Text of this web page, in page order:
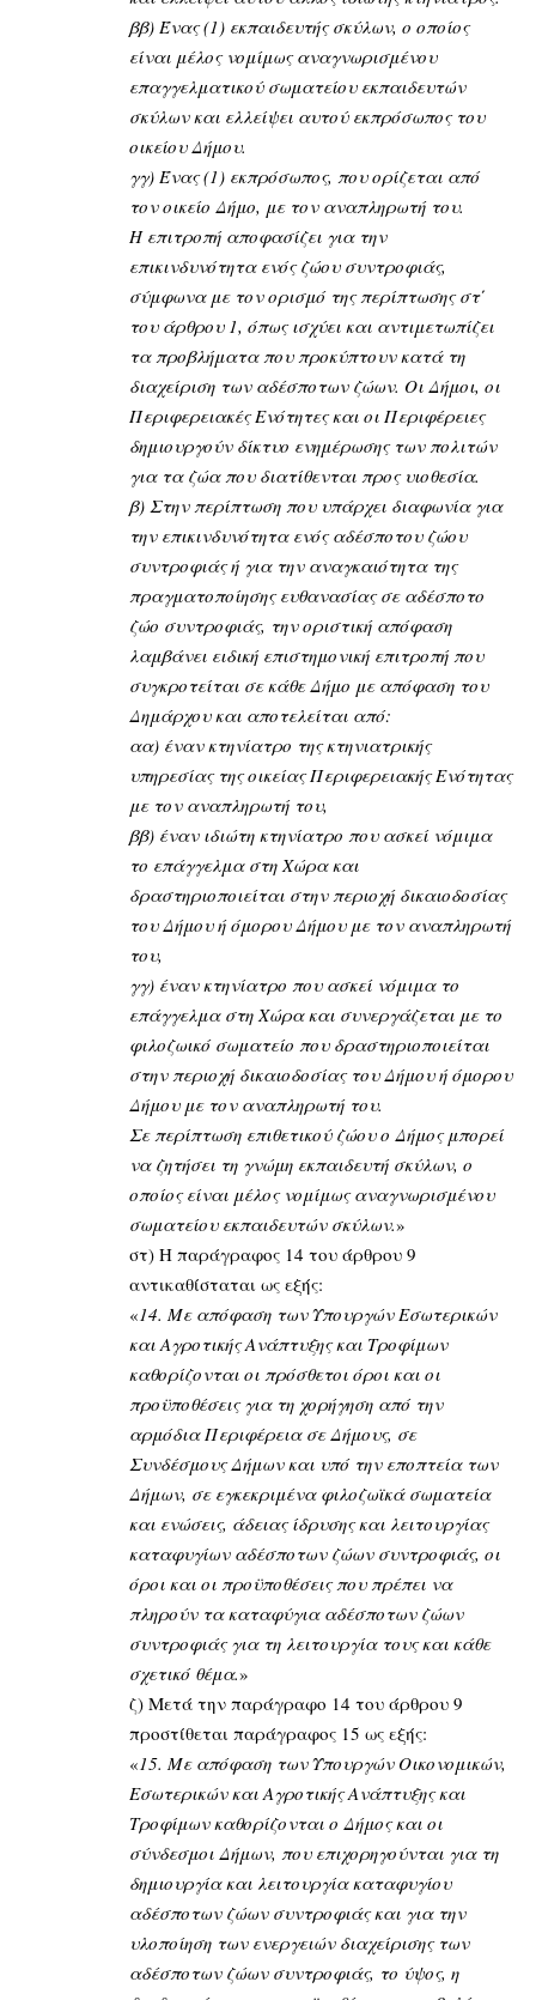
ββ) Ένας (1) εκπαιδευτής σκύλων, ο οποίος
είναι μέλος νομίμως αναγνωρισμένου
επαγγελματικού σωματείου εκπαιδευτών
σκύλων και ελλείψει αυτού εκπρόσωπος του
οικείου Δήμου.
γγ) Ένας (1) εκπρόσωπος, που ορίζεται από
τον οικείο Δήμο, με τον αναπληρωτή του.
Η επιτροπή αποφασίζει για την
επικινδυνότητα ενός ζώου συντροφιάς,
σύμφωνα με τον ορισμό της περίπτωσης στ΄
του άρθρου 1, όπως ισχύει και αντιμετωπίζει
τα προβλήματα που προκύπτουν κατά τη
διαχείριση των αδέσποτων ζώων. Οι Δήμοι, οι
Περιφερειακές Ενότητες και οι Περιφέρειες
δημιουργούν δίκτυο ενημέρωσης των πολιτών
για τα ζώα που διατίθενται προς υιοθεσία.
β) Στην περίπτωση που υπάρχει διαφωνία για
την επικινδυνότητα ενός αδέσποτου ζώου
συντροφιάς ή για την αναγκαιότητα της
πραγματοποίησης ευθανασίας σε αδέσποτο
ζώο συντροφιάς, την οριστική απόφαση
λαμβάνει ειδική επιστημονική επιτροπή που
συγκροτείται σε κάθε Δήμο με απόφαση του
Δημάρχου και αποτελείται από:
αα) έναν κτηνίατρο της κτηνιατρικής
υπηρεσίας της οικείας Περιφερειακής Ενότητας
με τον αναπληρωτή του,
ββ) έναν ιδιώτη κτηνίατρο που ασκεί νόμιμα
το επάγγελμα στη Χώρα και
δραστηριοποιείται στην περιοχή δικαιοδοσίας
του Δήμου ή όμορου Δήμου με τον αναπληρωτή
του,
γγ) έναν κτηνίατρο που ασκεί νόμιμα το
επάγγελμα στη Χώρα και συνεργάζεται με το
φιλοζωικό σωματείο που δραστηριοποιείται
στην περιοχή δικαιοδοσίας του Δήμου ή όμορου
Δήμου με τον αναπληρωτή του.
Σε περίπτωση επιθετικού ζώου ο Δήμος μπορεί
να ζητήσει τη γνώμη εκπαιδευτή σκύλων, ο
οποίος είναι μέλος νομίμως αναγνωρισμένου
σωματείου εκπαιδευτών σκύλων.»
στ) Η παράγραφος 14 του άρθρου 9
αντικαθίσταται ως εξής:
«14. Με απόφαση των Υπουργών Εσωτερικών
και Αγροτικής Ανάπτυξης και Τροφίμων
καθορίζονται οι πρόσθετοι όροι και οι
προϋποθέσεις για τη χορήγηση από την
αρμόδια Περιφέρεια σε Δήμους, σε
Συνδέσμους Δήμων και υπό την εποπτεία των
Δήμων, σε εγκεκριμένα φιλοζωϊκά σωματεία
και ενώσεις, άδειας ίδρυσης και λειτουργίας
καταφυγίων αδέσποτων ζώων συντροφιάς, οι
όροι και οι προϋποθέσεις που πρέπει να
πληρούν τα καταφύγια αδέσποτων ζώων
συντροφιάς για τη λειτουργία τους και κάθε
σχετικό θέμα.»
ζ) Μετά την παράγραφο 14 του άρθρου 9
προστίθεται παράγραφος 15 ως εξής:
«15. Με απόφαση των Υπουργών Οικονομικών,
Εσωτερικών και Αγροτικής Ανάπτυξης και
Τροφίμων καθορίζονται ο Δήμος και οι
σύνδεσμοι Δήμων, που επιχορηγούνται για τη
δημιουργία και λειτουργία καταφυγίου
αδέσποτων ζώων συντροφιάς και για την
υλοποίηση των ενεργειών διαχείρισης των
αδέσποτων ζώων συντροφιάς, το ύψος, η